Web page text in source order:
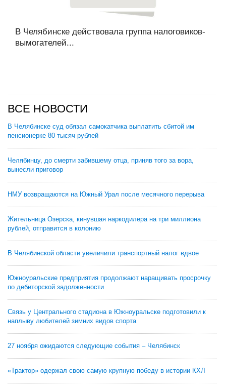
В Челябинске действовала группа налоговиков-
вымогателей...
ВСЕ НОВОСТИ
В Челябинске суд обязал самокатчика выплатить сбитой им
пенсионерке 80 тысяч рублей
Челябинцу, до смерти забившему отца, приняв того за вора,
вынесли приговор
НМУ возвращаются на Южный Урал после месячного перерыва
Жительница Озерска, кинувшая наркодилера на три миллиона
рублей, отправится в колонию
В Челябинской области увеличили транспортный налог вдвое
Южноуральские предприятия продолжают наращивать просрочку
по дебиторской задолженности
Связь у Центрального стадиона в Южноуральске подготовили к
наплыву любителей зимних видов спорта
27 ноября ожидаются следующие события – Челябинск
«Трактор» одержал свою самую крупную победу в истории КХЛ